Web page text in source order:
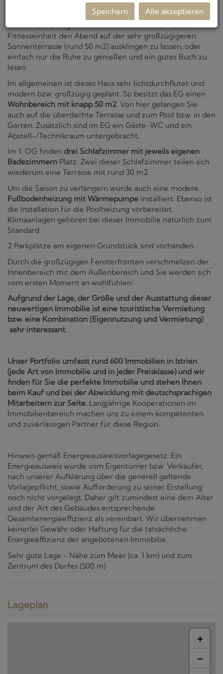
Wellness- bzw. Fitnessbereich mit Whirlpool,
und einer freistehender Badewanne. Auch haben
Sie hier die Gelegenheit nach einer Wellness- bzw.
Fitnesseinheit den Abend auf der sehr großzügigeren
Sonnenterrasse (rund 50 m2) ausklingen zu lassen, oder
einfach nur die Ruhe zu genießen und ein gutes Buch zu
lesen.
Im allgemeinen ist dieses Haus sehr lichtdurchflutet und
modern bzw. großzügig geplant. So besitzt das EG einen
Wohnbereich mit knapp 50 m2. Von hier gelangen Sie
auch auf die überdachte Terrasse und zum Pool bzw. in den
Garten. Zusätzlich sind im EG ein Gäste-WC und ein
Abstell-/Technikraum untergebracht.
Im 1. OG finden drei Schlafzimmer mit jeweils eigenen
Badezimmern Platz. Zwei dieser Schlafzimmer teilen sich
wiederum eine Terrasse mit rund 30 m2.
Um die Saison zu verlängern wurde auch eine modere
Fußbodenheizung mit Wärmepumpe installiert. Ebenso ist
die Installation für die Poolheizung vorbereitet.
Klimaanlagen gehören bei dieser Immobilie natürlich zum
Standard.
2 Parkplätze am eigenen Grundstück sind vorhanden.
Durch die großzügigen Fensterfronten verschmelzen der
Innenbereich mit dem Außenbereich und Sie werden sich
vom ersten Moment an wohlfühlen!
Aufgrund der Lage, der Größe und der Ausstattung dieser
neuwertigen Immobilie ist eine touristische Vermietung
bzw. eine Kombination (Eigennutzung und Vermietung)
sehr interessant.
Unser Portfolio umfasst rund 600 Immobilien in Istrien
(jede Art von Immobilie und in jeder Preisklasse) und wir
finden für Sie die perfekte Immobilie und stehen Ihnen
beim Kauf und bei der Abwicklung mit deutschsprachigen
Mitarbeitern zur Seite. Langjährige Kooperationen im
Immobilienbereich machen uns zu einem kompetenten
und zuverlässigen Partner für diese Region.
Hinweis gemäß Energieausweisvorlagegesetz: Ein
Energieausweis wurde vom Eigentümer bzw. Verkäufer,
nach unserer Aufklärung über die generell geltende
Vorlagepflicht, sowie Aufforderung zu seiner Erstellung
noch nicht vorgelegt. Daher gilt zumindest eine dem Alter
und der Art des Gebäudes entsprechende
Gesamtenergieeffizienz als vereinbart. Wir übernehmen
keinerlei Gewähr oder Haftung für die tatsächliche
Energieeffizienz der angebotenen Immobilie.
Sehr gute Lage - Nähe zum Meer (ca. 1 km) und zum
Zentrum des Dorfes (500 m)
Lageplan
+
−
Speichern Alle akzeptieren